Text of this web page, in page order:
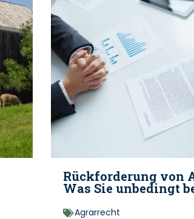
Rückforderung von
Was Sie unbedingt
Agrarrecht